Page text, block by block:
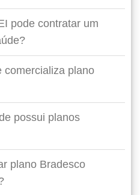
pode contratar um
comercializa plano
possui planos
plano Bradesco